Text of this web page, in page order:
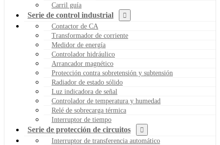
Carril guía
Serie de control industrial
Contactor de CA
Transformador de corriente
Medidor de energía
Controlador hidráulico
Arrancador magnético
Protección contra sobretensión y subtensión
Radiador de estado sólido
Luz indicadora de señal
Controlador de temperatura y humedad
Relé de sobrecarga térmica
Interruptor de tiempo
Serie de protección de circuitos
Interruptor de transferencia automático